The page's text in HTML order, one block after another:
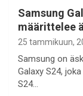
Samsung
määrittelee
25 tammikuun,
Samsung on
Galaxy S24,
S24…